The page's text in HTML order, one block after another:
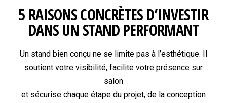
5 RAISONS CONCRÈTES D’INVESTIR
DANS UN STAND PERFORMANT
Un stand bien conçu ne se limite pas à l’esthétique. Il
soutient votre visibilité, facilite votre présence sur
salon
et sécurise chaque étape du projet, de la conception